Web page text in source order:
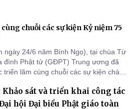
chuỗi các sự kiện Kỷ niệm 75
ngày 24/6 năm Bính Ngọ), tại chùa Từ
đình Phật tử (GĐPT) Trung ương đã
lãm cùng chuỗi các sự kiện chào
Khảo sát và triển khai công tác
hội Đại biểu Phật giáo toàn